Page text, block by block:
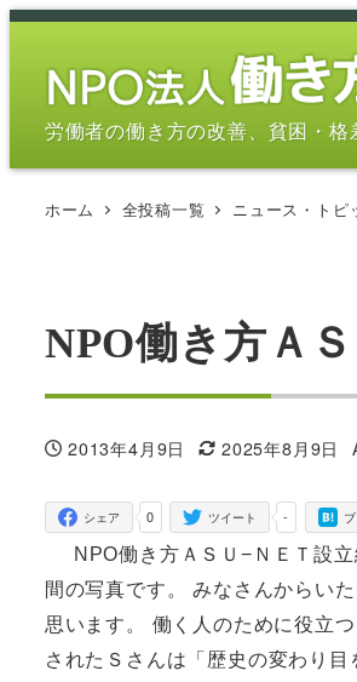
メ
労働者の働き方の改善、貧困・
ホーム 全投稿一覧 ニュース・トピ
NPO働き方Ａ
投稿日
2013年4月9日
更新日
2025年8月9日
0
シェア -
ツイート
NPO働き方ＡＳＵ−ＮＥＴ設立
間の写真です。 みなさんからい
思います。 働く人のために役立
されたＳさんは「歴史の変わり